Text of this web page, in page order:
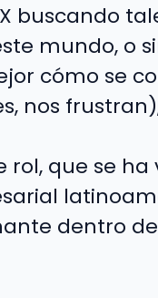
buscando
mundo, o
cómo se
nos
rol, que se
dentro